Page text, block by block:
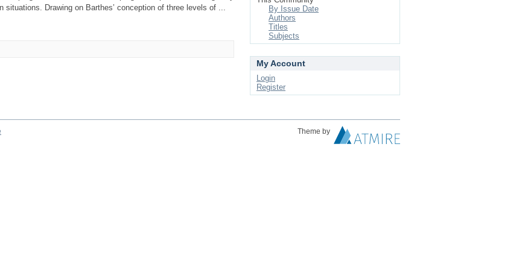
Drawing on Barthes’ conception of three levels of ...
By Issue Date
Authors
Titles
Subjects
My Account
Login
Register
Theme by